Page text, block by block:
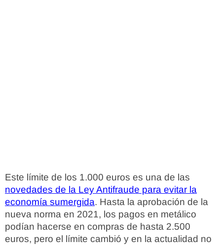
Este límite de los 1.000 euros es una de las
novedades de la Ley Antifraude para evitar la
economía sumergida. Hasta la aprobación de la
nueva norma en 2021, los pagos en metálico
podían hacerse en compras de hasta 2.500
euros, pero el límite cambió y en la actualidad no